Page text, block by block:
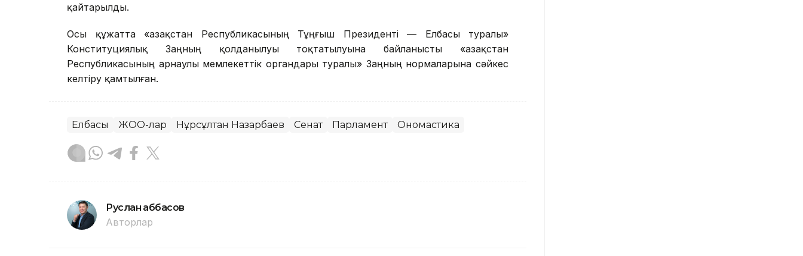
қайтарылды.
Осы құжатта «Қазақстан Республикасының Тұңғыш Президенті — Елбасы туралы»
Конституциялық Заңның қолданылуы тоқтатылуына байланысты «Қазақстан
Республикасының арнаулы мемлекеттік органдары туралы» Заңның нормаларына сәйкес
келтіру қамтылған.
Елбасы ЖОО-лар Нұрсұлтан Назарбаев Сенат Парламент Ономастика
Руслан Ғаббасов
Авторлар